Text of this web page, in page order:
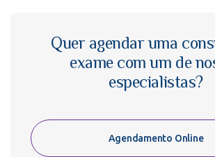
Quer agendar uma
exame com um de
especialistas?
Agendamento Online